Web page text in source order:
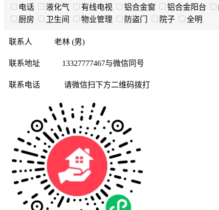
电话
液化气 有线电视 铝合金窗 铝合金阳台
厨房
卫生间 物业管理 防盗门 院子 全明
联系人 老林 (男)
联系地址 13327777467与微信同号
联系电话 请微信扫下方二维码拨打